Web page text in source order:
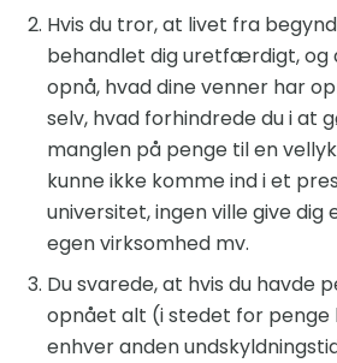
Hvis du tror, ​​at livet fra
behandlet dig uretfærdigt, og
opnå, hvad dine venner har
selv, hvad forhindrede du i at
manglen på penge til en
kunne ikke komme ind i et
universitet, ingen ville give dig
egen virksomhed mv.
Du svarede, at hvis du havde
opnået alt (i stedet for penge
enhver anden